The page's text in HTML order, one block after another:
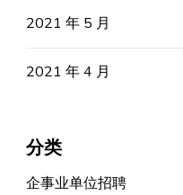
2021 年 5 月
2021 年 4 月
分类
企事业单位招聘